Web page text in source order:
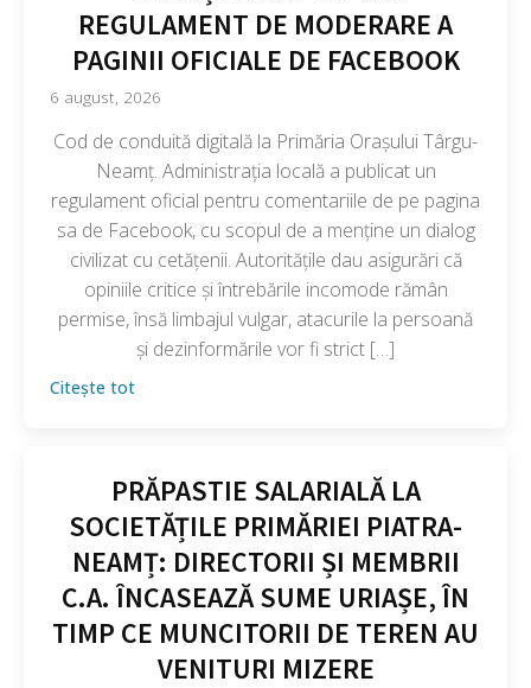
REGULAMENT DE MODERARE A
PAGINII OFICIALE DE FACEBOOK
6 august, 2026
Cod de conduită digitală la Primăria Orașului Târgu-
Neamț. Administrația locală a publicat un
regulament oficial pentru comentariile de pe pagina
sa de Facebook, cu scopul de a menține un dialog
civilizat cu cetățenii. Autoritățile dau asigurări că
opiniile critice și întrebările incomode rămân
permise, însă limbajul vulgar, atacurile la persoană
și dezinformările vor fi strict […]
Citește tot
PRĂPASTIE SALARIALĂ LA
SOCIETĂȚILE PRIMĂRIEI PIATRA-
NEAMȚ: DIRECTORII ȘI MEMBRII
C.A. ÎNCASEAZĂ SUME URIAȘE, ÎN
TIMP CE MUNCITORII DE TEREN AU
VENITURI MIZERE